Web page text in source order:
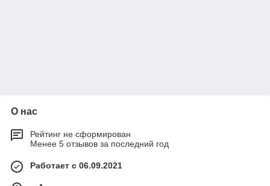
О нас
Рейтинг не сформирован
Менее 5 отзывов за последний год
Работает с 06.09.2021